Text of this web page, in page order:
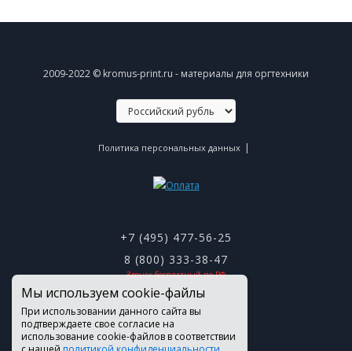
2009-2022 © kromus-print.ru - материалы для оргтехники
Политика персональных данных |
+7 (495) 477-56-25
8 (800) 333-38-47
Звонок бесплатный по РФ
Мы используем cookie-файлы
При использовании данного сайта вы
подтверждаете свое согласие на
использование cookie-файлов в соответствии